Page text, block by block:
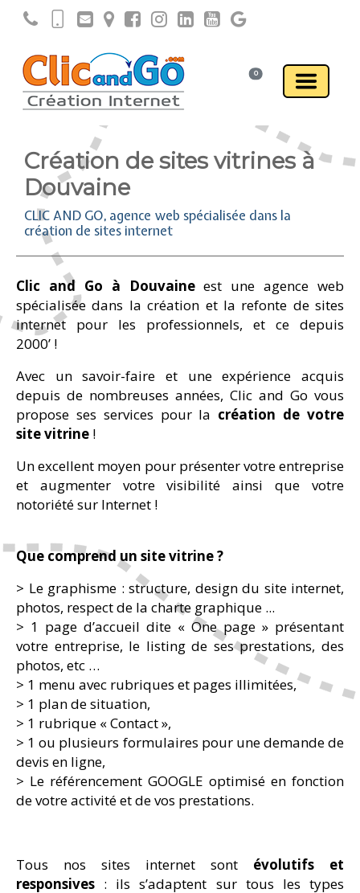
0
Création de sites vitrines à
Douvaine
CLIC AND GO, agence web spécialisée dans la
création de sites internet
Clic and Go à Douvaineest une agence web
spécialisée dans la création et la refonte de sites
internet pour les professionnels, et ce depuis
2000’ !
Avec un savoir-faire et une expérience acquis
depuis de nombreuses années, Clic and Go vous
propose ses services pour la création de votre
site vitrine !
Un excellent moyen pour présenter votre entreprise
et augmenter votre visibilité ainsi que votre
notoriété sur Internet !
Que comprend un site vitrine ?
> Le graphisme : structure, design du site internet,
photos, respect de la charte graphique ...
> 1 page d’accueil dite « One page » présentant
votre entreprise, le listing de ses prestations, des
photos, etc …
> 1 menu avec rubriques et pages illimitées,
> 1 plan de situation,
> 1 rubrique « Contact »,
> 1 ou plusieurs formulaires pour une demande de
devis en ligne,
> Le référencement GOOGLE optimisé en fonction
de votre activité et de vos prestations.
Tous nos sites internet sont évolutifs et
responsives : ils s’adaptent sur tous les types